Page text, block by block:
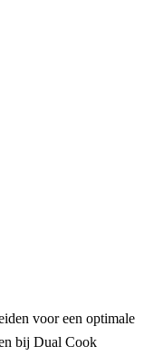
voor een optimale
bij Dual Cook